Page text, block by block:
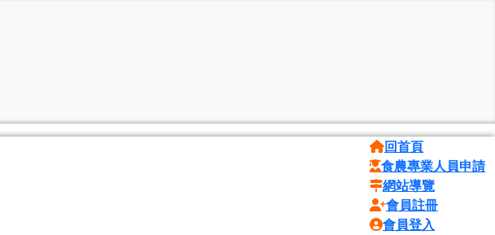
回首頁
食農專業人員申請
網站導覽
會員註冊
會員登入